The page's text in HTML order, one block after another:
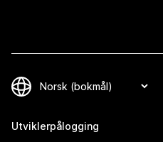
Utviklerpålogging